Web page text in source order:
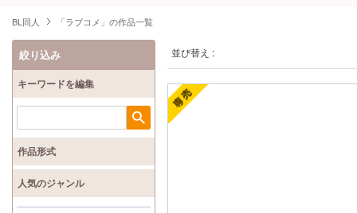
BL同人 「ラブコメ」の作品一覧
並び替え :
絞り込み
キーワードを編集
検索
作品形式
人気のジャンル